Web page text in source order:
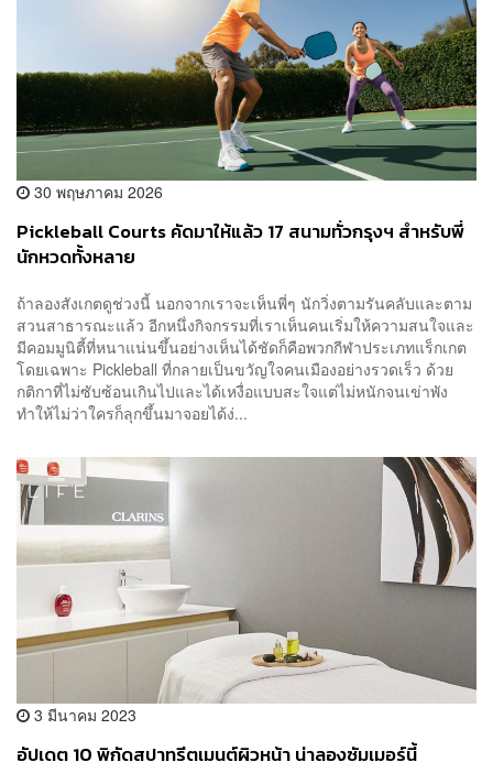
30 พฤษภาคม 2026
Pickleball Courts คัดมาให้แล้ว 17 สนามทั่วกรุงฯ สำหรับพี่
นักหวดทั้งหลาย
ถ้าลองสังเกตดูช่วงนี้ นอกจากเราจะเห็นพี่ๆ นักวิ่งตามรันคลับและตาม
สวนสาธารณะแล้ว อีกหนึ่งกิจกรรมที่เราเห็นคนเริ่มให้ความสนใจและ
มีคอมมูนิตี้ที่หนาแน่นขึ้นอย่างเห็นได้ชัดก็คือพวกกีฬาประเภทแร็กเกต
โดยเฉพาะ Pickleball ที่กลายเป็นขวัญใจคนเมืองอย่างรวดเร็ว ด้วย
กติกาที่ไม่ซับซ้อนเกินไปและได้เหงื่อแบบสะใจแต่ไม่หนักจนเข่าพัง
ทำให้ไม่ว่าใครก็ลุกขึ้นมาจอยได้ง่...
3 มีนาคม 2023
อัปเดต 10 พิกัดสปาทรีตเมนต์ผิวหน้า น่าลองซัมเมอร์นี้